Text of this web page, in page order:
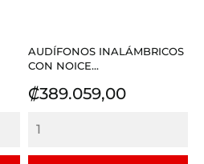
AUDÍFONOS INALÁMBRICOS
CON NOICE...
Precio
₡389.059,00